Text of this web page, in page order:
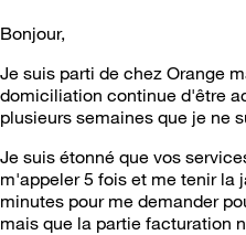
Bonjour,
Je suis parti de chez Orange
domiciliation continue d'être
plusieurs semaines que je ne
Je suis étonné que vos
m'appeler 5 fois et me tenir la
minutes pour me demander
mais que la partie facturation